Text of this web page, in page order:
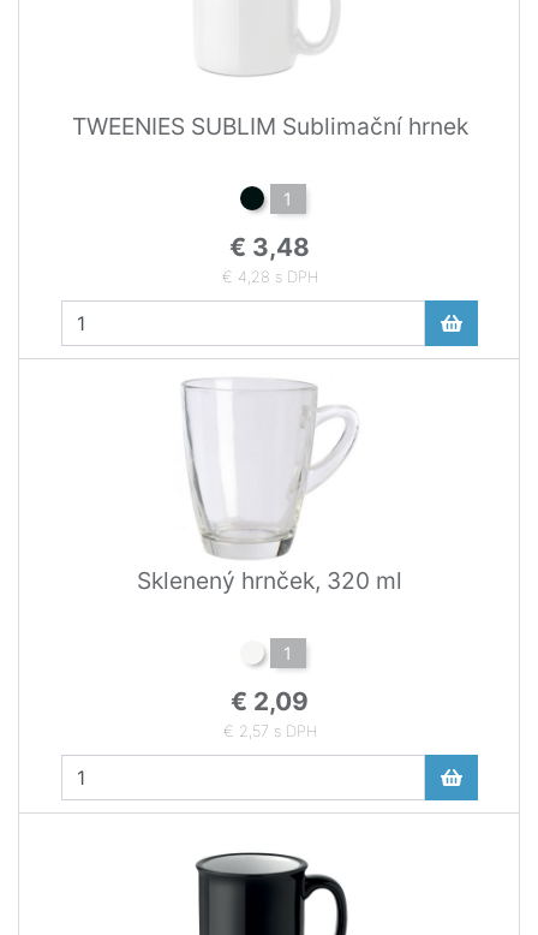
TWEENIES SUBLIM Sublimační hrnek
1
€ 3,48
€ 4,28 s DPH
Sklenený hrnček, 320 ml
1
€ 2,09
€ 2,57 s DPH